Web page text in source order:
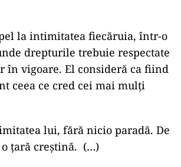
la intimitatea fiecăruia, într-o
drepturile trebuie respectate
în vigoare. El consideră ca fiind
ceea ce cred cei mai mulți
lui, fără nicio paradă. De
o ţară creştină. (…)